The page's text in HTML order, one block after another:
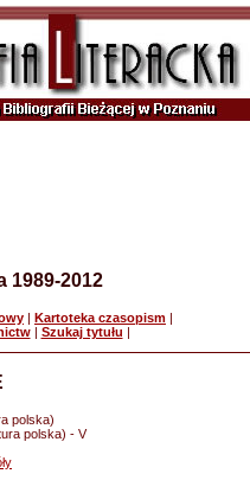
1989-2012
| Kartoteka czasopism |
| Szukaj tytułu |
polska)
polska) - V